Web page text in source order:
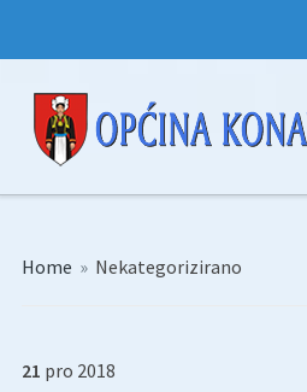
Home » Nekategorizirano
21 pro 2018